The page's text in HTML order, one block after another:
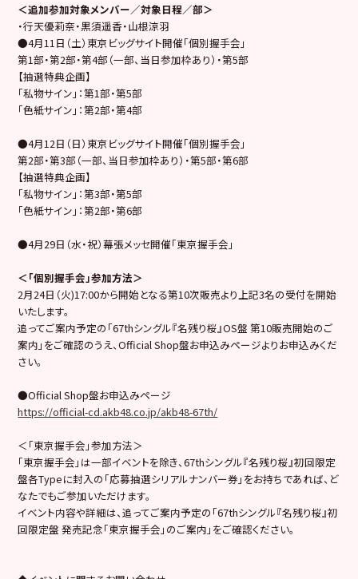
＜追加参加対象メンバー／対象日程／部＞
・行天優莉奈・黒須遥香・山根涼羽
●4月11日（土）東京ビッグサイト開催「個別握手会」
第1部・第2部・第4部（一部、当日参加枠あり）・第5部
【抽選特典企画】
「私物サイン」：第1部・第5部
「色紙サイン」：第2部・第4部
●4月12日（日）東京ビッグサイト開催「個別握手会」
第2部・第3部（一部、当日参加枠あり）・第5部・第6部
【抽選特典企画】
「私物サイン」：第3部・第5部
「色紙サイン」：第2部・第6部
●4月29日（水・祝）幕張メッセ開催「東京握手会」
＜「個別握手会」参加方法＞
2月24日（火)17:00から開始となる第10次販売より上記3名の受付を開始
いたします。
追ってご案内予定の「67thシングル『名残り桜』OS盤 第10販売開始のご
案内」をご確認のうえ、Official Shop盤お申込みページよりお申込みくだ
さい。
●Official Shop盤お申込みページ
https://official-cd.akb48.co.jp/akb48-67th/
＜「東京握手会」参加方法＞
「東京握手会」は一部イベントを除き、67thシングル『名残り桜』初回限定
盤各Typeに封入の「応募抽選シリアルナンバー券」をお持ちであれば、ど
なたでもご参加いただけます。
イベント内容や詳細は、追ってご案内予定の「67thシングル『名残り桜』初
回限定盤 発売記念「東京握手会」のご案内」をご確認ください。